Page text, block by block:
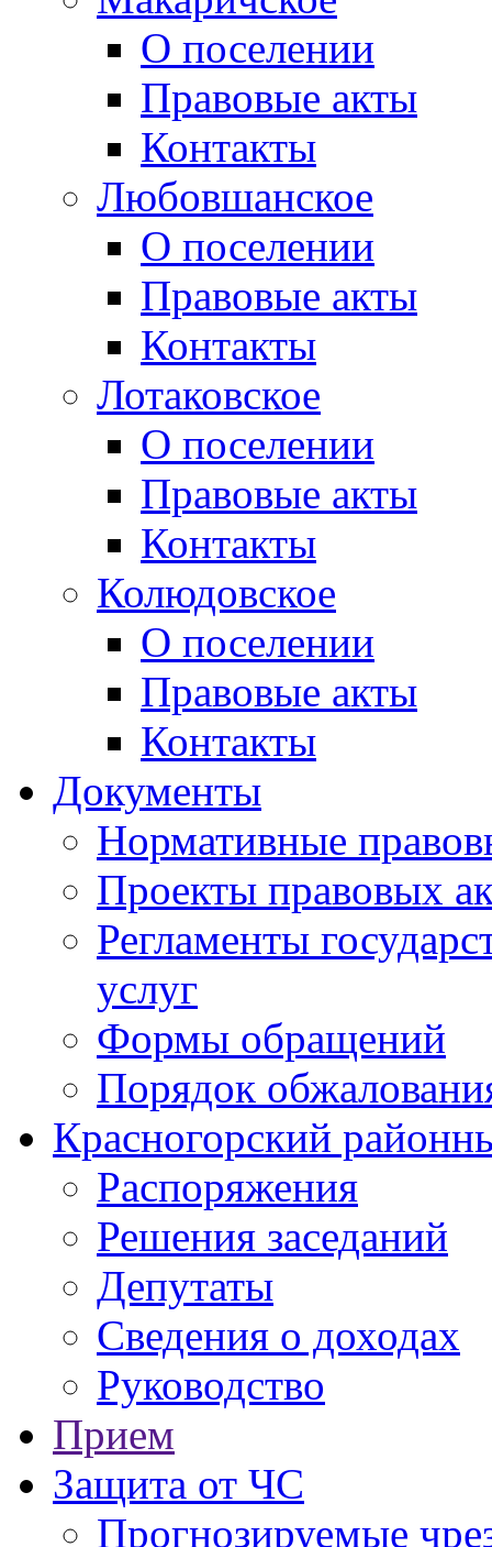
О поселении
Правовые акты
Контакты
Любовшанское
О поселении
Правовые акты
Контакты
Лотаковское
О поселении
Правовые акты
Контакты
Колюдовское
О поселении
Правовые акты
Контакты
Документы
Нормативные
Проекты правовых
Регламенты
услуг
Формы обращений
Порядок
Красногорский
Распоряжения
Решения заседаний
Депутаты
Сведения о доходах
Руководство
Прием
Защита от ЧС
Прогнозируемые